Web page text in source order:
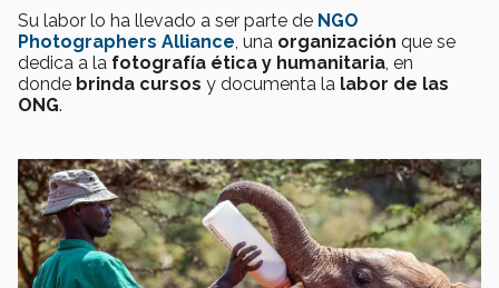
Su labor lo ha llevado a ser parte de NGO
Photographers Alliance, una organización que se
dedica a la fotografía ética y humanitaria, en
donde brinda cursos y documenta la labor de las
ONG.